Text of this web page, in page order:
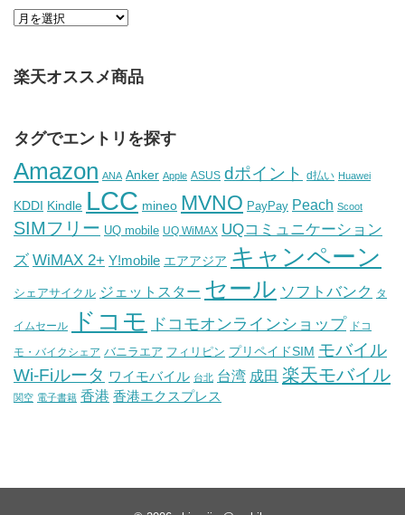
楽天オススメ商品
タグでエントリを探す
Amazon ANA Anker Apple ASUS dポイント d払い Huawei
KDDI Kindle LCC mineo MVNO PayPay Peach Scoot
SIMフリー UQ mobile UQ WiMAX UQコミュニケーション
ズ WiMAX 2+ Y!mobile エアアジア キャンペーン
シェアサイクル ジェットスター セール ソフトバンク タ
イムセール ドコモ ドコモオンラインショップ ドコ
モ・バイクシェア バニラエア フィリピン プリペイドSIM モバイル
Wi-Fiルータ ワイモバイル 台北 台湾 成田 楽天モバイル
関空 電子書籍 香港 香港エクスプレス